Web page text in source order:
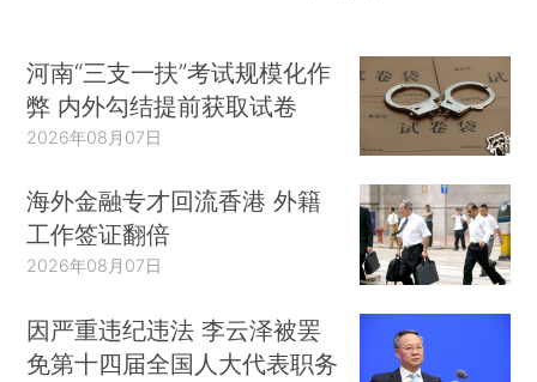
河南“三支一扶”考试规模化作
弊 内外勾结提前获取试卷
2026年08月07日
海外金融专才回流香港 外籍
工作签证翻倍
2026年08月07日
因严重违纪违法 李云泽被罢
免第十四届全国人大代表职务